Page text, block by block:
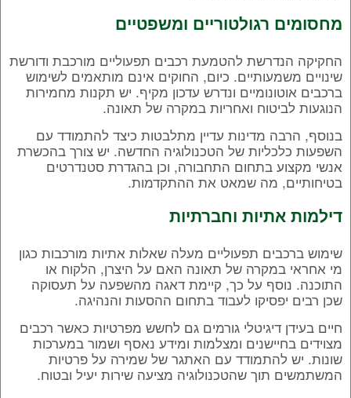
מחסומים רגולטוריים ומשפטיים
החקיקה הנדרשת להטמעת רכבים תפעוליים מורכבת ודורשת
שינויים משמעותיים. כיום, החוקים אינם מותאמים לשימוש
ברכבים אוטונומיים ונדרש עדכון מקיף. יש תקנות מחמירות
הנוגעות לביטוח ואחריות במקרה של תאונה.
בנוסף, הרבה מדינות עדיין מתלבטות כיצד להתמודד עם
השפעות כלכליות של הטכנולוגיה החדשה. יש צורך בהכשרת
אנשי מקצוע בתחום התחבורה, וכן בהגדרת סטנדרטים
בטיחותיים, מה שמאט את ההתקדמות.
דילמות אתיות וחברתיות
שימוש ברכבים תפעוליים מעלה שאלות אתיות מורכבות כגון
מי אחראי במקרה של תאונה האם על היצרן, הלקוח או
התוכנה. נוסף על כך, קיימת דאגה מהשפעה על תעסוקה
שכן רבים יפסיקו לעבוד בתחום ההסעות והנהיגה.
חיים בעידן דיגיטלי גורמים גם לחשש מפרטיות כאשר רכבים
מצוידים בחיישנים ומצלמות ומידע נאסף ושמור במערכות
שונות. יש להתמודד עם האתגר של שמירה על פרטיות
המשתמשים תוך שהטכנולוגיה מציעה שירות יעיל ובטוח.